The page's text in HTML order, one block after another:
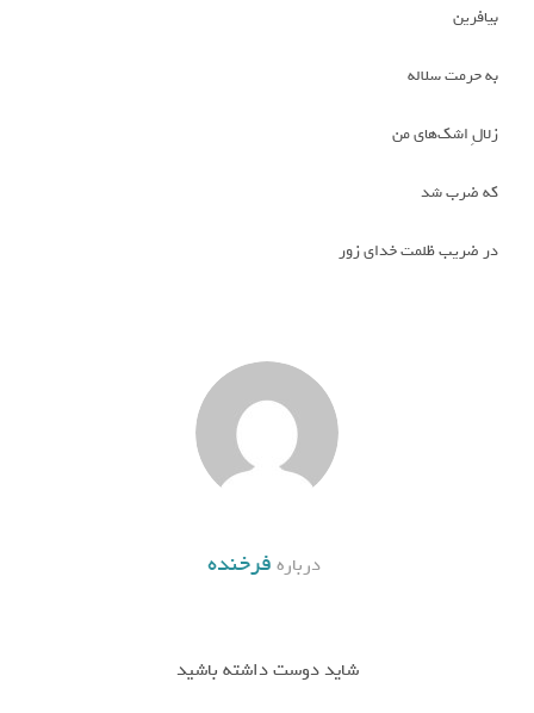
بیافرین
به حرمت سلاله
زلالِ اشک‌های من
که ضرب شد
در ضریب ظلمت خدای زور
درباره فرخنده
شاید دوست داشته باشید